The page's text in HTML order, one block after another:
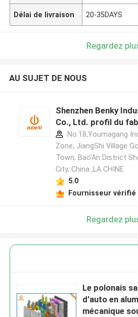
Délai de livraison 20-35DAYS
Regardez
AU SUJET DE NOUS
Shenzhen Benky
Co., Ltd. profil du
No.18,Youmagang
Zone, JiangShi Village
Town, Bao'An District
City, China ,LA CHINE
5.0
Fournisseur vérifié
Regardez
Le polonais
d'auto en
mécanique